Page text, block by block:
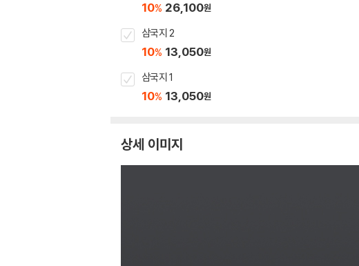
10% 26,100원
삼국지 2
10% 13,050원
삼국지 1
10% 13,050원
상세 이미지